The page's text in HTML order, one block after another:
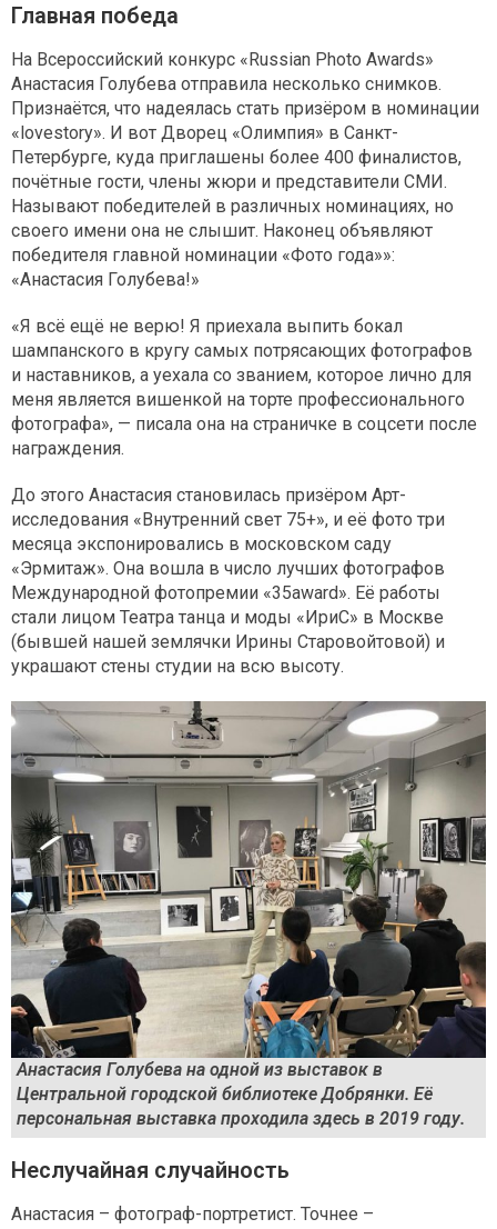
Главная победа
На Всероссийский конкурс «Russian Photo Awards»
Анастасия Голубева отправила несколько снимков.
Признаётся, что надеялась стать призёром в номинации
«lovestory». И вот Дворец «Олимпия» в Санкт-
Петербурге, куда приглашены более 400 финалистов,
почётные гости, члены жюри и представители СМИ.
Называют победителей в различных номинациях, но
своего имени она не слышит. Наконец объявляют
победителя главной номинации «Фото года»»:
«Анастасия Голубева!»
«Я всё ещё не верю! Я приехала выпить бокал
шампанского в кругу самых потрясающих фотографов
и наставников, а уехала со званием, которое лично для
меня является вишенкой на торте профессионального
фотографа», — писала она на страничке в соцсети после
награждения.
До этого Анастасия становилась призёром Арт-
исследования «Внутренний свет 75+», и её фото три
месяца экспонировались в московском саду
«Эрмитаж». Она вошла в число лучших фотографов
Международной фотопремии «35award». Её работы
стали лицом Театра танца и моды «ИриС» в Москве
(бывшей нашей землячки Ирины Старовойтовой) и
украшают стены студии на всю высоту.
Анастасия Голубева на одной из выставок в
Центральной городской библиотеке Добрянки. Её
персональная выставка проходила здесь в 2019 году.
Неслучайная случайность
Анастасия – фотограф-портретист. Точнее –